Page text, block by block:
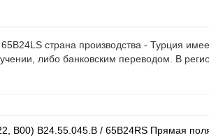
страна производства - Турция
либо банковским переводом. В